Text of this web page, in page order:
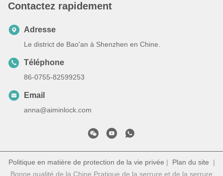
Contactez rapidement
Adresse
Le district de Bao'an à Shenzhen en Chine.
Téléphone
86-0755-82599253
Email
anna@aiminlock.com
Politique en matière de protection de la vie privée | Plan du site |
Bonne qualité de la Chine Pratique de la serrure et de la serrure